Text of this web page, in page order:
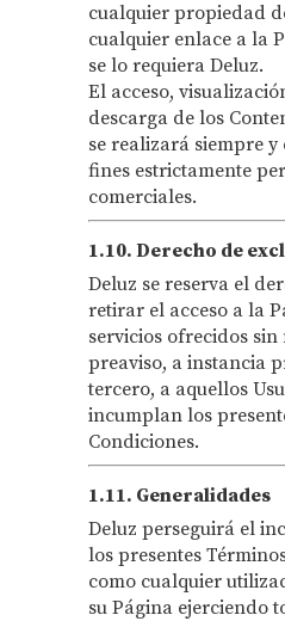
cualquier propiedad
cualquier enlace a la
se lo requiera Deluz.
El acceso,
descarga de los
se realizará siempre y
fines estrictamente
comerciales.
1.10. Derecho de
Deluz se reserva el
retirar el acceso a la
servicios ofrecidos sin
preaviso, a instancia
tercero, a aquellos
incumplan los
Condiciones.
1.11. Generalidades
Deluz perseguirá el
los presentes
como cualquier
su Página ejerciendo